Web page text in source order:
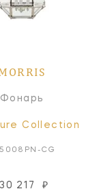
Фонарь
Collection
CG
217 ₽